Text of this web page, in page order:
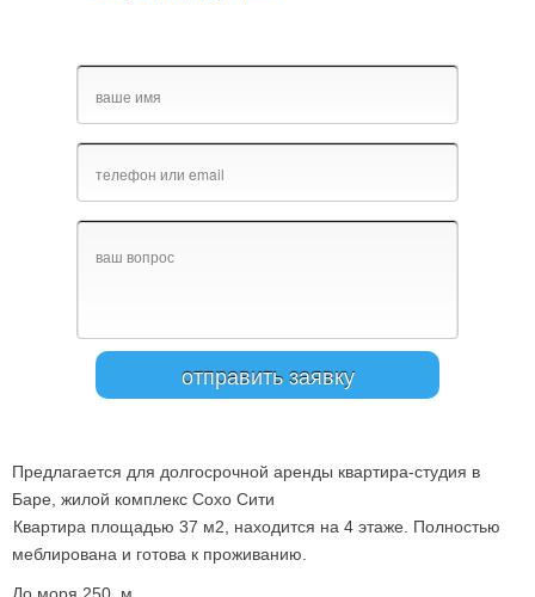
Предлагается для долгосрочной аренды квартира-студия в
Баре, жилой комплекс Сохо Сити
Квартира площадью 37 м2, находится на 4 этаже. Полностью
меблирована и готова к проживанию.